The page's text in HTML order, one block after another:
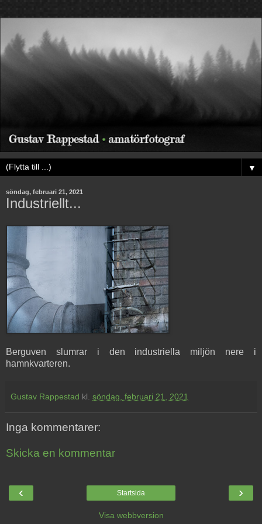
▼
söndag, februari 21, 2021
Industriellt...
Berguven slumrar i den industriella miljön nere i
hamnkvarteren.
Gustav Rappestad kl. söndag, februari 21, 2021
Inga kommentarer:
Skicka en kommentar
‹ ›
Startsida
Visa webbversion